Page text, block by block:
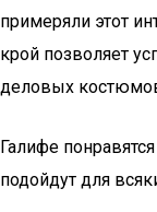
примеряли этот
крой позволяет
деловых
Галифе
подойдут для